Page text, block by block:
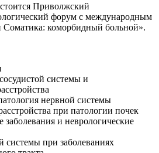
Приволжский
форум с международным
Соматика: коморбидный больной».
системы и
нервной системы
при патологии почек
заболевания и неврологические
системы при заболеваниях